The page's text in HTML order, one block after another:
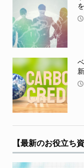
【最新のお役立ち